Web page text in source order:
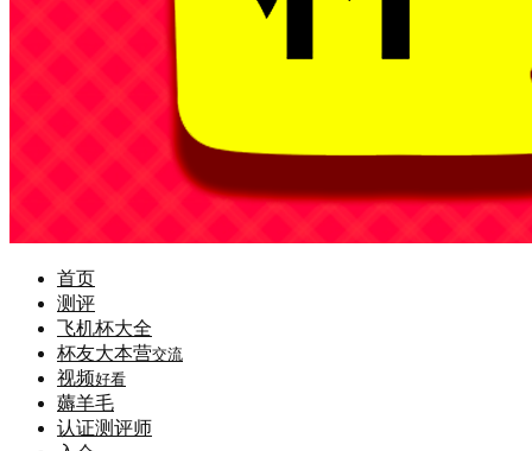
首页
测评
飞机杯大全
杯友大本营交流
视频好看
薅羊毛
认证测评师